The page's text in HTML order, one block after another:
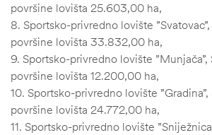
površine lovišta 25.603,00 ha,
8. Sportsko-privredno lovište
površine lovišta 33.832,00 ha,
9. Sportsko-privredno lovište ”Munjača”,
površine lovišta 12.200,00 ha,
10. Sportsko-privredno lovište
površine lovišta 24.772,00 ha,
11. Sportsko-privredno lovište